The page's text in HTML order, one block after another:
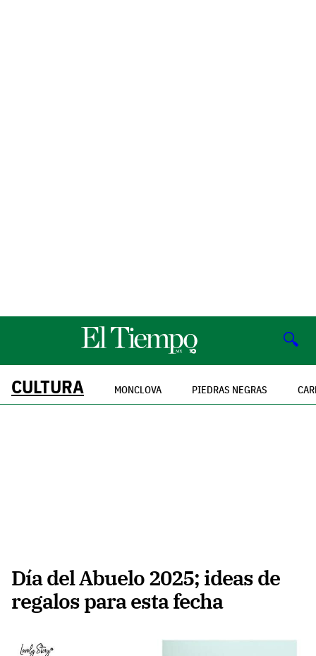
🔍
CULTURA MONCLOVA PIEDRAS NEGRAS
Día del Abuelo 2025; ideas de
regalos para esta fecha